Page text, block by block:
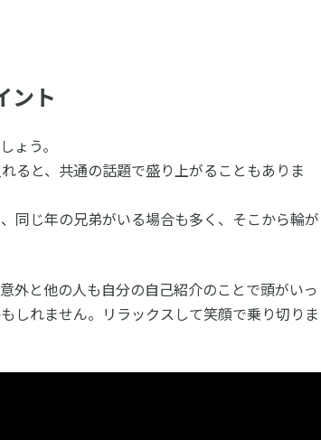
ント
ょう。
ると、共通の話題で盛り上がることもありま
同じ年の兄弟がいる場合も多く、そこから輪が
外と他の人も自分の自己紹介のことで頭がいっ
しれません。リラックスして笑顔で乗り切りま